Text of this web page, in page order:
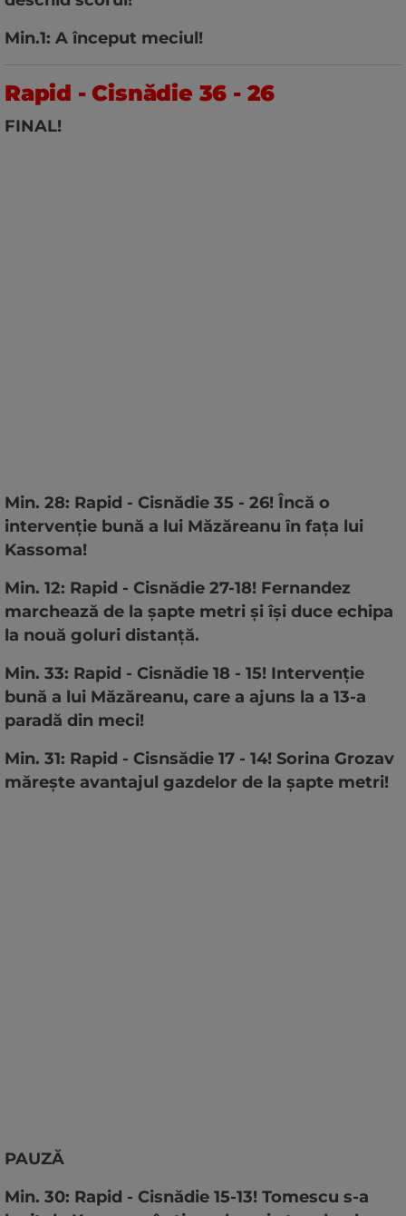
Min.1: A început meciul!
Rapid - Cisnădie 36 - 26
FINAL!
Min. 28: Rapid - Cisnădie 35 - 26! Încă o
intervenție bună a lui Măzăreanu în fața lui
Kassoma!
Min. 12: Rapid - Cisnădie 27-18! Fernandez
marchează de la șapte metri și își duce echipa
la nouă goluri distanță.
Min. 33: Rapid - Cisnădie 18 - 15! Intervenție
bună a lui Măzăreanu, care a ajuns la a 13-a
paradă din meci!
Min. 31: Rapid - Cisnsădie 17 - 14! Sorina Grozav
mărește avantajul gazdelor de la șapte metri!
PAUZĂ
Min. 30: Rapid - Cisnădie 15-13! Tomescu s-a